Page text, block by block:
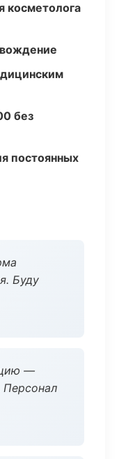
косметолога
без
постоянных
Буду
—
Персонал